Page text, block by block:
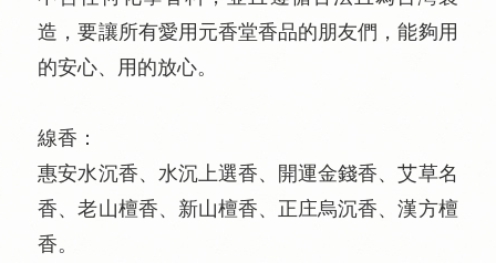
造，要讓所有愛用元香堂香品的朋友們，能夠用
的安心、用的放心。
線香：
惠安水沉香、水沉上選香、開運金錢香、艾草名
香、老山檀香、新山檀香、正庄烏沉香、漢方檀
香。